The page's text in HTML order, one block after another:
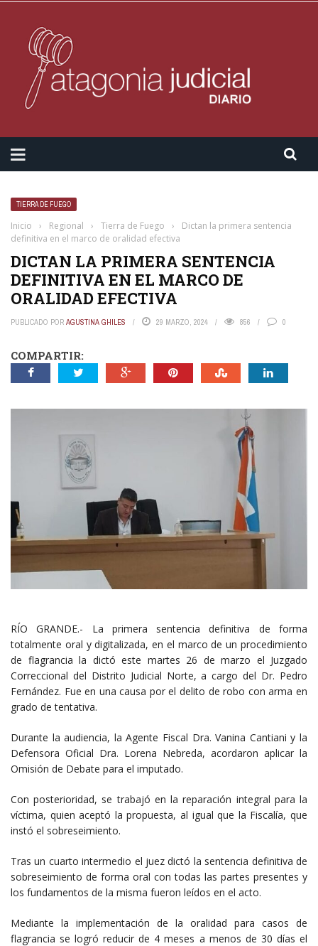
TIERRA DE FUEGO
Inicio › Regional › Tierra de Fuego ›
Dictan la primera sentencia
definitiva en el marco de oralidad efectiva
DICTAN LA PRIMERA SENTENCIA
DEFINITIVA EN EL MARCO DE
ORALIDAD EFECTIVA
PUBLICADO POR AGUSTINA GHILES 29 MARZO, 2024 856 0
COMPARTIR:
RÍO GRANDE.- La primera sentencia definitiva de forma
totalmente oral y digitalizada, en el marco de un procedimiento
de flagrancia la dictó este martes 26 de marzo el Juzgado
Correccional del Distrito Judicial Norte, a cargo del Dr. Pedro
Fernández. Fue en una causa por el delito de robo con arma en
grado de tentativa.
Durante la audiencia, la Agente Fiscal Dra. Vanina Cantiani y la
Defensora Oficial Dra. Lorena Nebreda, acordaron aplicar la
Omisión de Debate para el imputado.
Con posterioridad, se trabajó en la reparación integral para la
víctima, quien aceptó la propuesta, al igual que la Fiscalía, que
instó el sobreseimiento.
Tras un cuarto intermedio el juez dictó la sentencia definitiva de
sobreseimiento de forma oral con todas las partes presentes y
los fundamentos de la misma fueron leídos en el acto.
Mediante la implementación de la oralidad para casos de
flagrancia se logró reducir de 4 meses a menos de 30 días el